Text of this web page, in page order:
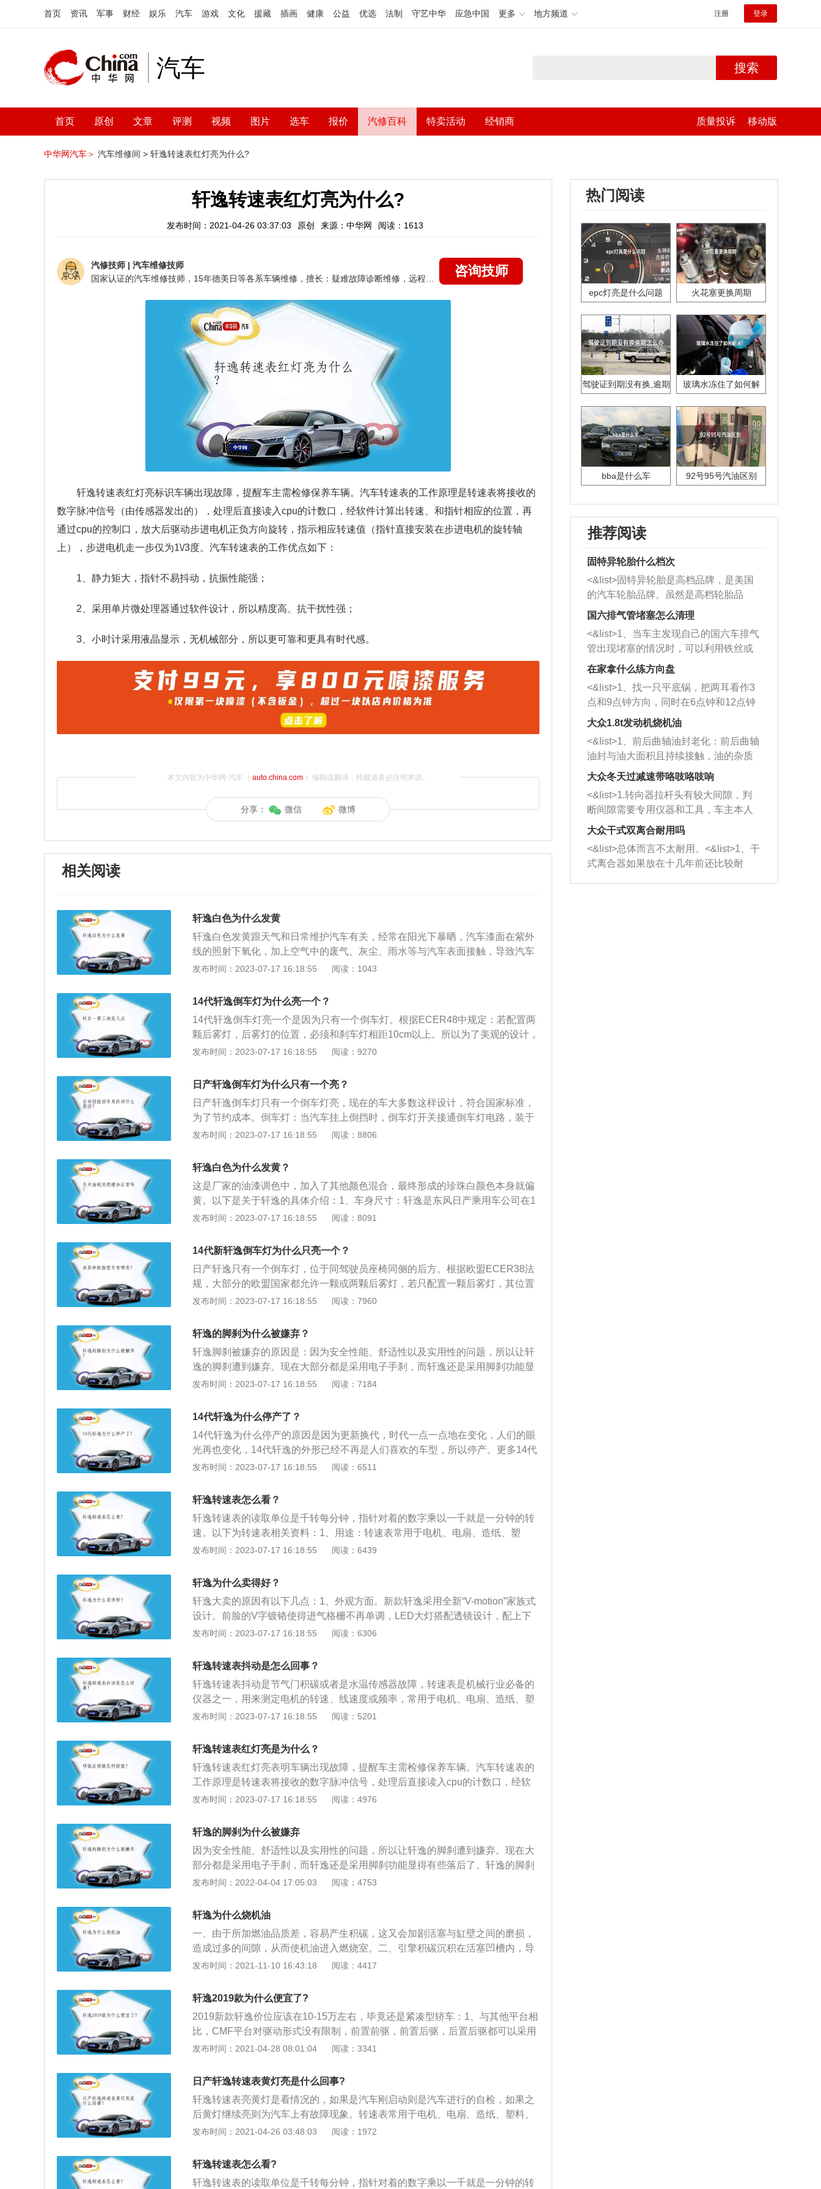
首页 资讯 军事 财经 娱乐 汽车 游戏 文化 援藏 插画 健康 公益 优选 法制 守艺中华 应急中国 更多 地方频道 注册 登录
汽车 搜索
首页 原创 文章 评测 视频 图片 选车 报价 汽修百科 特卖活动 经销商 质量投诉 移动版
中华网汽车＞ 汽车维修间 > 轩逸转速表红灯亮为什么?
轩逸转速表红灯亮为什么?
发布时间：2021-04-26 03:37:03 原创 来源：中华网 阅读：1613
汽修技师 | 汽车维修技师
咨询技师
轩逸转速表红灯亮标识车辆出现故障，提醒车主需检修保养车辆。汽车转速表的工作原理是转速表将接收的
数字脉冲信号（由传感器发出的），处理后直接读入cpu的计数口，经软件计算出转速、和指针相应的位置，再
通过cpu的控制口，放大后驱动步进电机正负方向旋转，指示相应转速值（指针直接安装在步进电机的旋转轴
上），步进电机走一步仅为1\/3度。汽车转速表的工作优点如下：
1、静力矩大，指针不易抖动，抗振性能强；
2、采用单片微处理器通过软件设计，所以精度高、抗干扰性强；
3、小时计采用液晶显示，无机械部分，所以更可靠和更具有时代感。
本文内容为中华网·汽车（ auto.china.com）编辑或翻译，转载请务必注明来源。
分享： 微信 微博
相关阅读
轩逸白色为什么发黄
轩逸白色发黄跟天气和日常维护汽车有关，经常在阳光下暴晒，汽车漆面在紫外
线的照射下氧化，加上空气中的废气、灰尘、雨水等与汽车表面接触，导致汽车
颜色发黄。白色颜色的汽车日常保养也是非常重要的，它的漆面比较特殊，对于
样可以避免汽车漆面受到伤害。在洗车的时候，不要在大太阳下面用冷水洗车，
因为在太阳下用冷水洗车，由于受热胀冷缩的原理，一冷一热造成对汽车漆面的
伤害，导致漆面老化发黄。轩逸是一款紧凑型汽车，其中轩逸2022款经典1.6XL
CVT豪华版的车身长度是4631毫米，宽度是1760毫米，高度是1503毫米，轴距
是2700毫米。动力方面，轩逸载搭1.6升直列4缸自然吸气发动机，匹配5挡手动
是155牛米。
发布时间：2023-07-17 16:18:55 阅读：1043
14代轩逸倒车灯为什么亮一个？
14代轩逸倒车灯亮一个是因为只有一个倒车灯。根据ECER48中规定：若配置两
颗后雾灯，后雾灯的位置，必须和刹车灯相距10cm以上。所以为了美观的设计，
轩逸车用了一个雾灯，一个倒车灯的设计。 2021款轩逸的车型： 2021款轩逸共
色。 2021款轩逸的车身尺寸： 2021款轩长宽高分别为4641/1815/1450mm，轴
距为2712mm。
发布时间：2023-07-17 16:18:55 阅读：9270
日产轩逸倒车灯为什么只有一个亮？
日产轩逸倒车灯只有一个倒车灯亮，现在的车大多数这样设计，符合国家标准，
为了节约成本。倒车灯：当汽车挂上倒挡时，倒车灯开关接通倒车灯电路，装于
车后面的白色倒车灯点亮，警告后面的车辆及行人，兼起照明作用。有些车还装
倒车灯工作原理：倒车灯开关工作原理，是常开的开关（常断开），倒车灯开关
当挂倒挡时，机械机构将开关的触点压下，闭合电路，倒挡灯亮、倒挡提示音发
声。当脱开倒挡时，开关触点弹起，倒挡灯电路又成断开状态。
发布时间：2023-07-17 16:18:55 阅读：8806
轩逸白色为什么发黄？
这是厂家的油漆调色中，加入了其他颜色混合，最终形成的珍珠白颜色本身就偏
黄。以下是关于轩逸的具体介绍：1、车身尺寸：轩逸是东风日产乘用车公司在1
959年推出的一个轿车系列，该车长宽高分别为4641mm、1815mm、1447mm，
2、动力配置：使用1.6HR16DE发动机，采用全铝合金缸体、真圆加工工艺(F1发
动机技术）、进排气反向布置、超薄静音正时链条、CVTV连续可变正时气门、
双顶置凸轮轴、16V、白金火花塞。最大功率80KW，最大扭矩153NM。
发布时间：2023-07-17 16:18:55 阅读：8091
14代新轩逸倒车灯为什么只亮一个？
日产轩逸只有一个倒车灯，位于同驾驶员座椅同侧的后方。根据欧盟ECER38法
规，大部分的欧盟国家都允许一颗或两颗后雾灯，若只配置一颗后雾灯，其位置
可以是在车体正中央，或是与驾驶人同侧，配置两颗，则必须是左右对称。以下
路，装于车后面的白色倒车灯点亮，警告后面的车辆及行人，兼起照明作用；有
些车还装配了倒车蜂鸣器或语音警告装置，在倒车的同时发出声响信号，示意汽
车倒车。2、工作原理：倒车灯开关工作原理，是常开的开关（常断开），倒车
灯开关当挂倒挡时，机械机构将开关的触点压下，闭合电路，倒挡灯亮、倒挡提
示音发声。当脱开倒挡时，开关触点弹起，倒挡灯电路又成断开状态。
发布时间：2023-07-17 16:18:55 阅读：7960
轩逸的脚刹为什么被嫌弃？
轩逸脚刹被嫌弃的原因是：因为安全性能、舒适性以及实用性的问题，所以让轩
逸的脚刹遭到嫌弃。现在大部分都是采用电子手刹，而轩逸还是采用脚刹功能显
得有些落后。以下是相关内容介绍：脚刹：轩逸的脚刹不是自动挡的脚刹踏板，
惯相差较大，车主容易产生误操作，且目前大部分车型由于技术更新都采用电子
手刹，因此轩逸的脚刹就被嫌弃。
发布时间：2023-07-17 16:18:55 阅读：7184
14代轩逸为什么停产了？
14代轩逸为什么停产的原因是因为更新换代，时代一点一点地在变化，人们的眼
光再也变化，14代轩逸的外形已经不再是人们喜欢的车型，所以停产。更多14代
轩逸的介绍如下：1、第14代轩逸采用家族全新V-Motion2.0设计语言；得益于日
实现0.26Cd超低风阻系数的同时，1.5Gpa-UHSS高刚性车身结构，让驾驶安全
更有保障。2、延续轩逸系列舒适性核心优势，第14代轩逸五座皆享大空间和高
质感轻奢内饰，为全家人带来赏心悦目的乘坐体验；高性能声学隔音技术和Niss
an-Connect日产智联系统提供轻松愉悦的用车场景。3、全新第3代HR16智能发
动机4大前沿科技与智能主动进气格栅协同工作，将第14代轩逸百公里综合工况
发布时间：2023-07-17 16:18:55 阅读：6511
轩逸转速表怎么看？
轩逸转速表的读取单位是千转每分钟，指针对着的数字乘以一千就是一分钟的转
速。以下为转速表相关资料：1、用途：转速表常用于电机、电扇、造纸、塑
料、化纤、洗衣机、汽车、飞机、轮船等制造业；2：作用：（1）指针不易抖
器通过软件设计，所以精度高、抗干扰性强；（3）采用液晶显示器，具有时尚
感：采用液晶显示，无机械部分，所以更可靠和更具有时尚感。
发布时间：2023-07-17 16:18:55 阅读：6439
轩逸为什么卖得好？
轩逸大卖的原因有以下几点：1、外观方面。新款轩逸采用全新“V-motion”家族式
设计。前脸的V字镀铬使得进气格栅不再单调，LED大灯搭配透镜设计，配上下
包围两端的雾灯，让整辆车看起来更加时尚更加年轻。侧面简单的腰线贯穿整个
日产一直有着“移动的小沙发”之称，那么在新款轩逸上面自然必不可少。新车轴
距达到了2712mm，这给后排空间更是越级设计，宽敞舒适的后排腿部空间已达
到准B级车的标准。日产独家设计的零重力座椅，符合人体工学的设计让驾乘者
仿佛置身沙发之中。在中高配车型上，柔软而富有支撑性的填充材料辅以透气真
皮包覆，不仅能够最大程度缓解用户在长途驾驶产生的疲劳感，同时也提升了内
搭载的1.6L自然吸气发动机，匹配上新一代XTRONICCVT无级变速器，1.6L版本
最大功率102kW，最大扭矩169N·m。新一代的发动机比老款更省油，扭矩更
大。可以说这样的动力系统，对于家庭用车来说完全足够。轩逸作为合资车，在
整合IEB预碰撞智能刹车、BSW变道盲区预警、LDW车道偏离预警系统、CTA倒
车的安全水平达到了新的认识。
发布时间：2023-07-17 16:18:55 阅读：6306
轩逸转速表抖动是怎么回事？
轩逸转速表抖动是节气门积碳或者是水温传感器故障，转速表是机械行业必备的
仪器之一，用来测定电机的转速、线速度或频率，常用于电机、电扇、造纸、塑
料、化纤、洗衣机、汽车、飞机、轮船制造业等。轩逸是一款紧凑型车，该车长
座三厢车，变速箱为CVT无级变速。这款车的发动机为1.6LL4，进气形式为自然
吸气，最大马力为135ps，最大扭矩为159nm。
发布时间：2023-07-17 16:18:55 阅读：5201
轩逸转速表红灯亮是为什么？
轩逸转速表红灯亮表明车辆出现故障，提醒车主需检修保养车辆。汽车转速表的
工作原理是转速表将接收的数字脉冲信号，处理后直接读入cpu的计数口，经软
件计算出转速和指针相应的位置，再通过cpu的控制口，放大后驱动步进电机正
为2700mm，相较老款轴距没有变化。和同级别的朗逸、卡罗拉及威朗相比，其
只在高度方面有点优势。
发布时间：2023-07-17 16:18:55 阅读：4976
轩逸的脚刹为什么被嫌弃
因为安全性能、舒适性以及实用性的问题，所以让轩逸的脚刹遭到嫌弃。现在大
部分都是采用电子手刹，而轩逸还是采用脚刹功能显得有些落后了。轩逸的脚刹
不是说的是自动挡的脚刹踏板，它是把原本用手拉的手刹换成了用脚踩的刹车，
一样的，踩一下就是拉起手刹，再踩一下就是放开手刹。由于该设计跟普遍车辆
的驾驶习惯相差较大，车主容易产生误操作，且目前大部分车型由于技术更新都
采用电子手刹了，因此轩逸的脚刹就被嫌弃。
发布时间：2022-04-04 17:05:03 阅读：4753
轩逸为什么烧机油
一、由于所加燃油品质差，容易产生积碳，这又会加剧活塞与缸壁之间的磨损，
造成过多的间隙，从而使机油进入燃烧室。二、引擎积碳沉积在活塞凹槽内，导
致活塞环粘合在一起，从而导致活塞环卡死不能完全密封。三、气门油封腐蚀使
机油维修一般都是要大修一下发动机，大修的价格在5000元左右，主要看需要更
换哪些部件，另外每个地区的费用也不一样。日产轩逸虽然存在着烧机油的现
象，但只有部分车型出现了烧机油的情况，轩逸1.6L发动机的机油比较多，而轩
逸1.8L发动机的机油比较少，但是经典版发动机的机油比较少。
发布时间：2021-11-10 16:43:18 阅读：4417
轩逸2019款为什么便宜了?
2019新款轩逸价位应该在10-15万左右，毕竟还是紧凑型轿车：1、与其他平台相
比，CMF平台对驱动形式没有限制，前置前驱，前置后驱，后置后驱都可以采用
CMF平台进行设计，强调轴距可变及零部件通用性。得益于灵活的部件组织形
UV；2、轩逸与蓝鸟一脉相承，1959年诞生至2019年，历经60年进化，14次产
品更新迭代。轩逸凭借舒适性、燃油经济性和可靠性，销量提升至每年47万台，
并夺得“2018中国车市总冠军”；3、2019年，轩逸继3-5月连续登顶月度销量榜首
后，6月再以40，663台的成绩夺得销量冠军，并以1-6月累计217，761辆的成
绩，稳夺轿车市场排行榜第一名。
发布时间：2021-04-28 08:01:04 阅读：3341
日产轩逸转速表黄灯亮是什么回事?
轩逸转速表亮黄灯是看情况的，如果是汽车刚启动则是汽车进行的自检，如果之
后黄灯继续亮则为汽车上有故障现象。转速表常用于电机、电扇、造纸、塑料、
化纤、洗衣机、汽车、飞机、轮船等制造业。大多常用的为手持离心式转速表。
1、静力矩大指针不易抖动，抗振性能强；2、采用单片微处理器通过软件设计，
所以精度高、抗干扰性强；3、小时计采用液晶显示，无机械部分，所以更可靠
发布时间：2021-04-26 03:48:03 阅读：1972
轩逸转速表怎么看?
轩逸转速表的读取单位是千转每分钟，指针对着的数字乘以一千就是一分钟的转
热门阅读
epc灯亮是什么问题 火花塞更换周期
驾驶证到期没有换,逾期
玻璃水冻住了如何解
bba是什么车 92号95号汽油区别
推荐阅读
固特异轮胎什么档次
<&list>固特异轮胎是高档品牌，是美国
的汽车轮胎品牌。虽然是高档轮胎品
牌，但是中高低端的轮胎都有生产，这
也是为了更好的开拓市场。
国六排气管堵塞怎么清理
<&list>1、当车主发现自己的国六车排气
管出现堵塞的情况时，可以利用铁丝或
者是细棍，直接将杂物给取出来，如果
堵塞情况比较严重，也可以采取应急措
施。 <&list>2、直接利用木棍将所有的
杂物推到排气管里面的位置处，然后将
三元催化器拆解开，就可以将堵塞的东
西取出来。但如果是因为积碳过多引起
的堵塞，就需要将三元催化器泡在草酸
洗剂对堵塞的情况得到解决，将清洗剂
放在燃油箱中，与燃油混合后，车辆启
动时，就可以和汽油一起进入到燃烧
室，最后形成废气排出，就可以让三元
催化器得到清洗，排气管堵塞的情况就
能够得到解决。
在家拿什么练方向盘
<&list>1、找一只平底锅，把两耳看作3
点和9点钟方向，同时在6点钟和12点钟
方向做一个标记。 <&list>2、双手握住
一圈半的练习，往右同样也要打相同的
圈数。 <&list>3、最后强调要反复练
习，这样就可以形成肌肉记忆，在真实
驾驶车辆时，不需要记忆也能打好方
向。
大众1.8t发动机烧机油
<&list>1、前后曲轴油封老化：前后曲轴
油封与油大面积且持续接触，油的杂质
和发动机内持续温度变化使其密封效果
逐渐减弱，导致渗油或漏油。<&list>2、
活塞间隙过大：积碳会使活塞环与缸体
的间隙扩大，导致机油流入燃烧室中，
造成烧机油。<&list>3、机油粘度。使用
机油粘度过小的话，同样会有烧机油现
象，机油粘度过小具有很好的流动性，
大众冬天过减速带咯吱咯吱响
<&list>1.转向器拉杆头有较大间隙，判
断间隙需要专用仪器和工具，车主本人
无法制作，需要将车辆送到修理厂或4s
店；<&list>2.车辆半轴套管防尘罩破
裂，破裂后会出现漏油现象，使半轴磨
损严重，磨损的半轴容易损坏，产生异
响；<&list>3.稳定器的转向胶套和球头
大众干式双离合耐用吗
<&list>总体而言不太耐用。<&list>1、干
式离合器如果放在十几年前还比较耐